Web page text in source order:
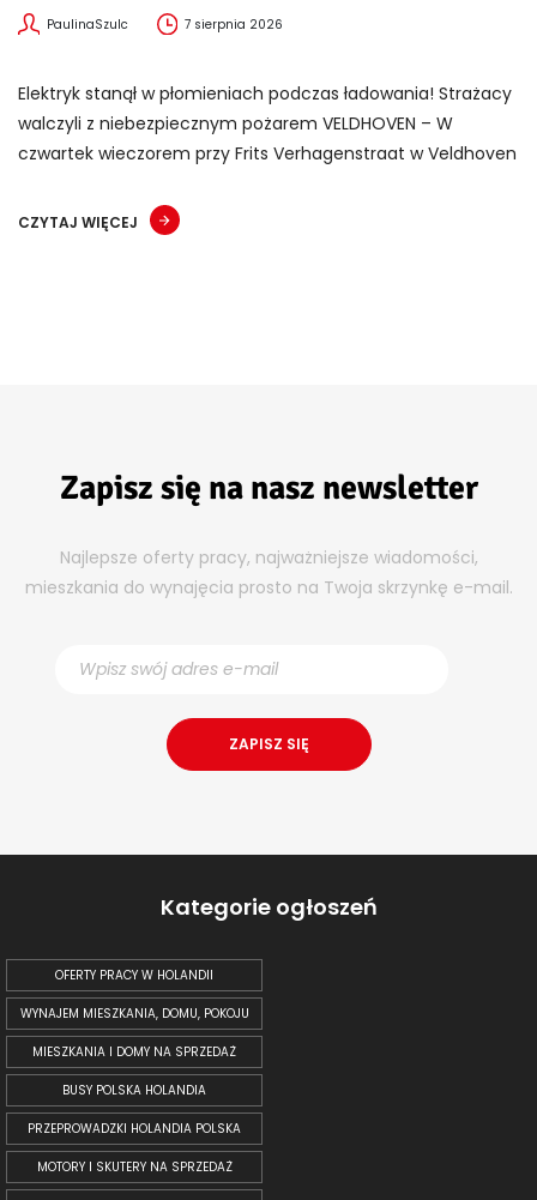
PaulinaSzulc 7 sierpnia 2026
Elektryk stanął w płomieniach podczas ładowania! Strażacy
walczyli z niebezpiecznym pożarem VELDHOVEN – W
czwartek wieczorem przy Frits Verhagenstraat w Veldhoven
CZYTAJ WIĘCEJ
Zapisz się na nasz newsletter
Najlepsze oferty pracy, najważniejsze wiadomości,
mieszkania do wynajęcia prosto na Twoja skrzynkę e-mail.
Kategorie ogłoszeń
OFERTY PRACY W HOLANDII
WYNAJEM MIESZKANIA, DOMU, POKOJU
MIESZKANIA I DOMY NA SPRZEDAŻ
BUSY POLSKA HOLANDIA
PRZEPROWADZKI HOLANDIA POLSKA
MOTORY I SKUTERY NA SPRZEDAŻ